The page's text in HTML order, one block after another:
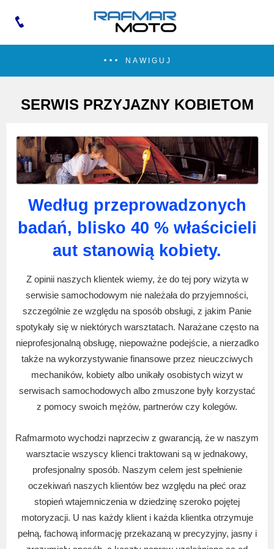
NAWIGUJ
SERWIS PRZYJAZNY KOBIETOM
Według przeprowadzonych
badań, blisko 40 % właścicieli
aut stanowią kobiety.
Z opinii naszych klientek wiemy, że do tej pory wizyta w
serwisie samochodowym nie należała do przyjemności,
szczególnie ze względu na sposób obsługi, z jakim Panie
spotykały się w niektórych warsztatach. Narażane często na
nieprofesjonalną obsługę, niepoważne podejście, a nierzadko
także na wykorzystywanie finansowe przez nieuczciwych
mechaników, kobiety albo unikały osobistych wizyt w
serwisach samochodowych albo zmuszone były korzystać
z pomocy swoich mężów, partnerów czy kolegów.
Rafmarmoto wychodzi naprzeciw z gwarancją, że w naszym
warsztacie wszyscy klienci traktowani są w jednakowy,
profesjonalny sposób. Naszym celem jest spełnienie
oczekiwań naszych klientów bez względu na płeć oraz
stopień wtajemniczenia w dziedzinę szeroko pojętej
motoryzacji. U nas każdy klient i każda klientka otrzymuje
pełną, fachową informację przekazaną w precyzyjny, jasny i